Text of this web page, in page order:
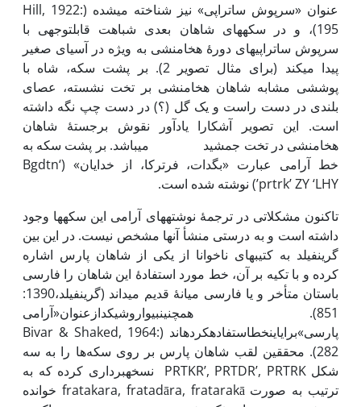
عنوان «سرپوش ساتراپی» نیز شناخته می­شده (Hill, 1922:
195)، و در سکه­های شاهان بعدی شباهت قابل­توجهی با
سرپوش ساتراپی­های دورۀ هخامنشی به ویژه در آسیای صغیر
پیدا می­کند (برای مثال تصویر 2). بر پشت سکه، شاه با
پوششی مشابه شاهان هخامنشی بر تخت نشسته، عصای
بلندی در دست راست و یک گل (؟) در دست چپ نگه داشته
است. این تصویر آشکارا یادآور نقوش برجستۀ شاهان
هخامنشی در تخت­ جمشید می­باشد. بر پشت سکه به
خط آرامی عبارت «بگدات، فرترکا، از خدایان» (‘Bgdtn
prtrk’ ZY ‘LHY’) نوشته شده است.
تاکنون مشکلاتی در ترجمۀ نوشته­های آرامی این سکه­ها وجود
داشته است و به درستی منشأ آنها مشخص نیست. در این بین
گرین­فیلد به کتیبه­ای ناخوانا از یکی از شاهان پارس اشاره
کرده و با تکیه بر آن، خط مورد استفادۀ این شاهان را فارسی
باستان متأخر و یا فارسی میانۀ قدیم می­داند (گرین­فیلد،1390:
851). همچنینبیواروشیکدازعنوان«آرامی
پارسی»برایاینخطاستفادهکرده­اند (Bivar & Shaked, 1964:
282). محققین لقب شاهان پارس بر روی سکه‌ها را به سه
شکل PRTKR’, PRTDR’, PRTRK نسخه­برداری کرده که به
ترتیب به صورت fratakara, fratadāra, fratarakā خوانده